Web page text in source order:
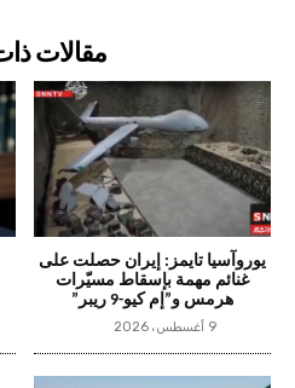
مقالات
يوروآسيا تايمز: إيران حصلت على
غنائم مهمة بإسقاط مسيّرات
هرمس و”إم كيو-9 ريبر”
9 أغسطس، 2026